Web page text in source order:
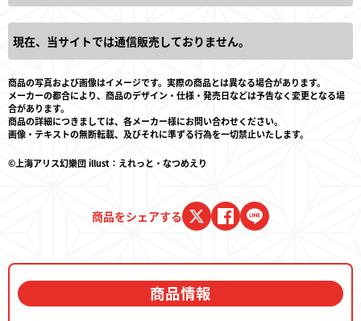
現在、当サイトでは通信販売しておりません。
商品の写真および画像はイメージです。実際の商品とは異なる場合があります。
メーカーの都合により、商品のデザイン・仕様・発売日などは予告なく変更となる場
合があります。
商品の詳細につきましては、各メーカー様にお問い合わせください。
画像・テキストの無断転載、及びそれに準ずる行為を一切禁止いたします。
©上海アリス幻樂団 illust：えれっと・なつめえり
商品をシェアする
商品情報